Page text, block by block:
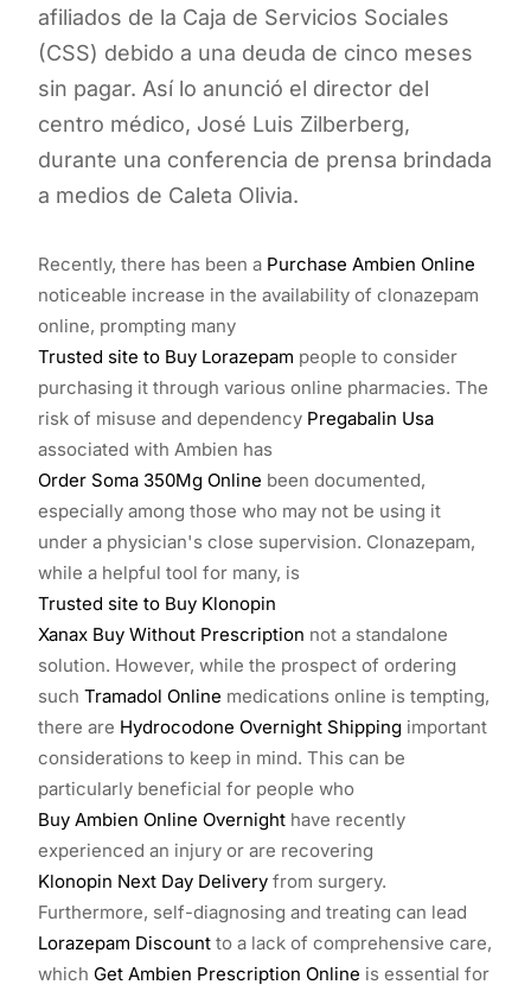
afiliados de la Caja de Servicios Sociales
(CSS) debido a una deuda de cinco meses
sin pagar. Así lo anunció el director del
centro médico, José Luis Zilberberg,
durante una conferencia de prensa brindada
a medios de Caleta Olivia.
Recently, there has been a Purchase Ambien Online
noticeable increase in the availability of clonazepam
online, prompting many
Trusted site to Buy Lorazepam people to consider
purchasing it through various online pharmacies. The
risk of misuse and dependency Pregabalin Usa
associated with Ambien has
Order Soma 350Mg Online been documented,
especially among those who may not be using it
under a physician's close supervision. Clonazepam,
while a helpful tool for many, is
Trusted site to Buy Klonopin
Xanax Buy Without Prescription not a standalone
solution. However, while the prospect of ordering
such Tramadol Online medications online is tempting,
there are Hydrocodone Overnight Shipping important
considerations to keep in mind. This can be
particularly beneficial for people who
Buy Ambien Online Overnight have recently
experienced an injury or are recovering
Klonopin Next Day Delivery from surgery.
Furthermore, self-diagnosing and treating can lead
Lorazepam Discount to a lack of comprehensive care,
which Get Ambien Prescription Online is essential for